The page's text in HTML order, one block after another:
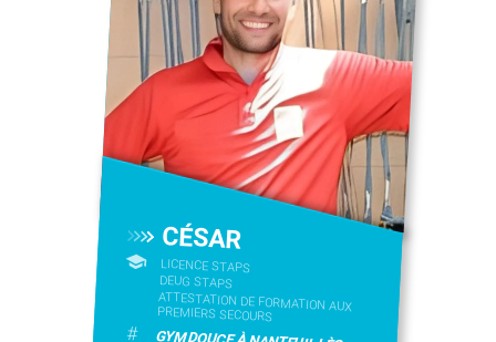
CÉSAR
LICENCE STAPS
DEUG STAPS
ATTESTATION DE FORMATION AUX
PREMIERS SECOURS
#